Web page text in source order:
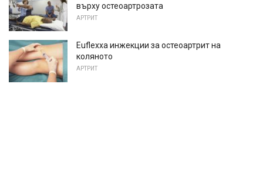
върху остеоартрозата
АРТРИТ
Euflexxa инжекции за остеоартрит на
коляното
АРТРИТ